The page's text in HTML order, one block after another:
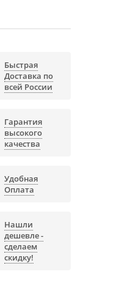
Быстрая
Доставка по
всей России
Гарантия
высокого
качества
Удобная
Оплата
Нашли
дешевле -
сделаем
скидку!